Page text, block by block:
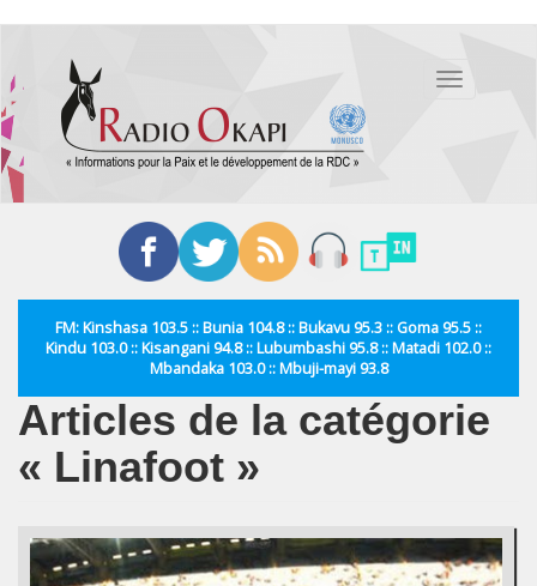
contenu
principal
Toggle
FM: Kinshasa 103.5 :: Bunia 104.8 :: Bukavu 95.3 :: Goma 95.5 ::
Kindu 103.0 :: Kisangani 94.8 :: Lubumbashi 95.8 :: Matadi 102.0 ::
Mbandaka 103.0 :: Mbuji-mayi 93.8
Articles de la catégorie
« Linafoot »